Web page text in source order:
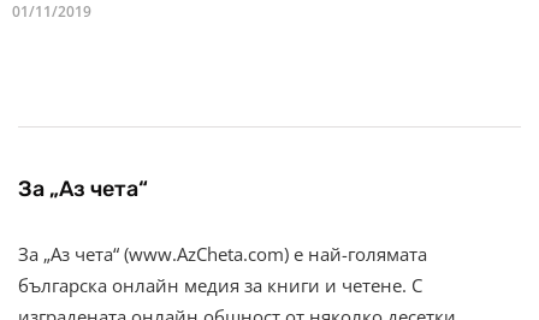
01/11/2019
За „Аз чета“
За „Аз чета“ (www.AzCheta.com) е най-голямата
българска онлайн медия за книги и четене. С